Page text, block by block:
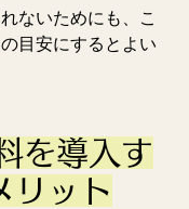
ないためにも、こ
目安にするとよい
を導入す
リット